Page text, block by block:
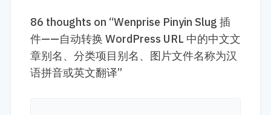
86 thoughts on “Wenprise Pinyin Slug 插
件——自动转换 WordPress URL 中的中文文
章别名、分类项目别名、图片文件名称为汉
语拼音或英文翻译”